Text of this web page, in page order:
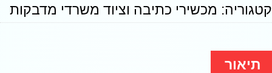
קטגוריה: מכשירי כתיבה וציוד משרדי מדבקות
תיאור